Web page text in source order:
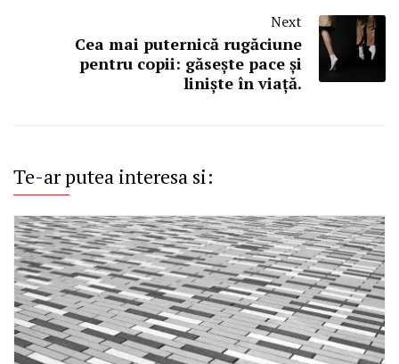
Next
Cea mai puternică rugăciune
pentru copii: găsește pace și
liniște în viață.
Te-ar putea interesa si: